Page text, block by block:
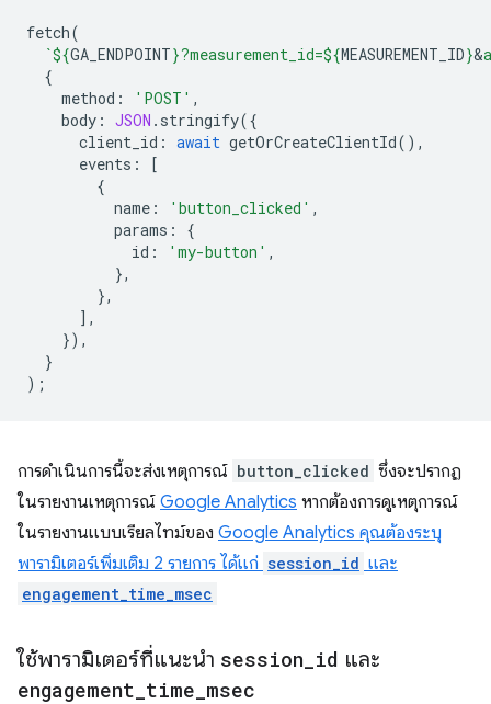
fetch(
`${GA_ENDPOINT}?measurement_id=${MEASUREMENT_ID}&
{
method : 'POST' ,
body : JSON . stringify({
client_id : await getOrCreateClientId(),
events :
[
{
name : 'button_clicked' ,
params :
{
id : 'my-button' ,
},
},
],
}),
}
);
การดำเนินการนี้จะส่งเหตุการณ์ button_clicked ซึ่งจะปรากฏ
ในรายงานเหตุการณ์ Google Analytics หากต้องการดูเหตุการณ์
ในรายงานแบบเรียลไทม์ของ Google Analytics คุณต้องระบุ
พารามิเตอร์เพิ่มเติม 2 รายการ ได้แก่ session_id และ
engagement_time_msec
ใช้พารามิเตอร์ที่แนะนำ session id และ
engagement time msec